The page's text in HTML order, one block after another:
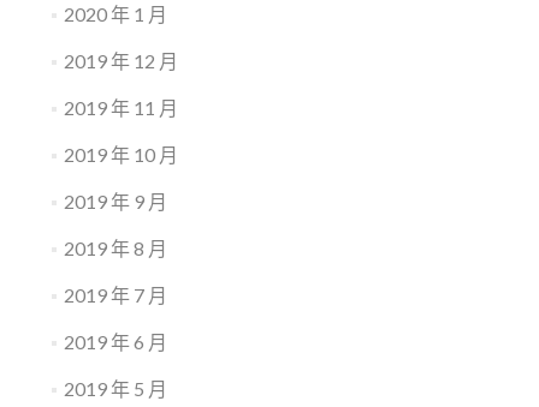
2020 年 1 月
2019 年 12 月
2019 年 11 月
2019 年 10 月
2019 年 9 月
2019 年 8 月
2019 年 7 月
2019 年 6 月
2019 年 5 月